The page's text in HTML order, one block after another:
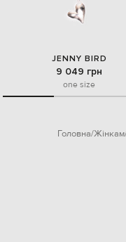
JENNY BIRD
9 049 грн
one size
Головна Жінкам